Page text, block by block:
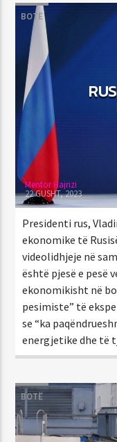
BOTË
Mentor Hajrizi
22 GUSHT, 2023
Presidenti rus,
ekonomike të
videolidhjeje në
është pjesë e pesë
ekonomikisht në
pesimiste” të
se “ka
energjetike dhe të
BOTË